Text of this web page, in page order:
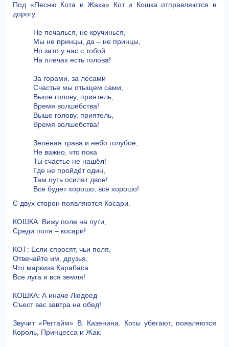
Под «Песню Кота и Жака» Кот и Кошка отправляются в
дорогу.
Не печалься, не кручинься,
Мы не принцы, да – не принцы,
Но зато у нас с тобой
На плечах есть голова!
За горами, за лесами
Счастье мы отыщем сами,
Выше голову, приятель,
Время волшебства!
Выше голову, приятель,
Время волшебства!
Зелёная трава и небо голубое,
Не важно, что пока
Ты счастье не нашёл!
Где не пройдёт один,
Там путь осилят двое!
Всё будет хорошо, всё хорошо!
С двух сторон появляются Косари.
КОШКА: Вижу поле на пути,
Среди поля – косари!
КОТ: Если спросят, чьи поля,
Отвечайте им, друзья,
Что маркиза Карабаса
Все луга и вся земля!
КОШКА: А иначе Людоед
Съест вас завтра на обед!
Звучит «Регтайм» В. Казенина. Коты убегают, появляются
Король, Принцесса и Жак.